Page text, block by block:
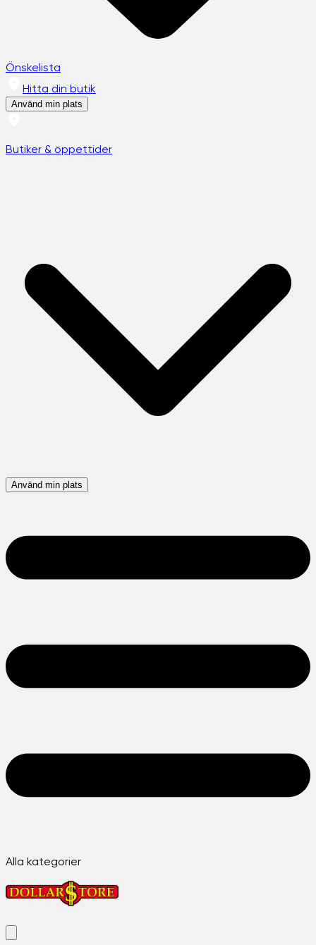
Önskelista
Hitta din butik
Använd min plats
Butiker & öppettider
Använd min plats
Alla kategorier